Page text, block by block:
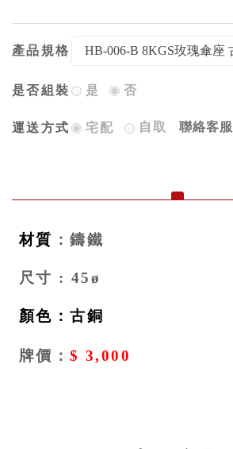
產品規格
是否組裝 是 否
運送方式 宅配 自取 聯絡客服
材質 ：鑄鐵
尺寸 : 45ø
顏色：古銅
牌價：$ 3,000